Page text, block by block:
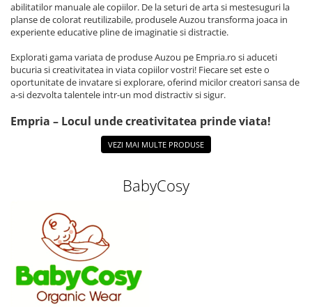
abilitatilor manuale ale copiilor. De la seturi de arta si mestesuguri la
planse de colorat reutilizabile, produsele Auzou transforma joaca in
experiente educative pline de imaginatie si distractie.
Explorati gama variata de produse Auzou pe Empria.ro si aduceti
bucuria si creativitatea in viata copiilor vostri! Fiecare set este o
oportunitate de invatare si explorare, oferind micilor creatori sansa de
a-si dezvolta talentele intr-un mod distractiv si sigur.
Empria – Locul unde creativitatea prinde viata!
VEZI MAI MULTE PRODUSE
BabyCosy